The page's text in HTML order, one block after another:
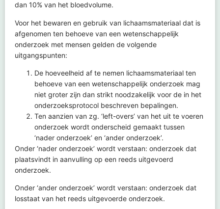
dan 10% van het bloedvolume.
Voor het bewaren en gebruik van lichaamsmateriaal dat is
afgenomen ten behoeve van een wetenschappelijk
onderzoek met mensen gelden de volgende
uitgangspunten:
De hoeveelheid af te nemen lichaamsmateriaal ten
behoeve van een wetenschappelijk onderzoek mag
niet groter zijn dan strikt noodzakelijk voor de in het
onderzoeksprotocol beschreven bepalingen.
Ten aanzien van zg. ‘left-overs’ van het uit te voeren
onderzoek wordt onderscheid gemaakt tussen
‘nader onderzoek’ en ‘ander onderzoek’.
Onder ‘nader onderzoek’ wordt verstaan: onderzoek dat
plaatsvindt in aanvulling op een reeds uitgevoerd
onderzoek.
Onder ‘ander onderzoek’ wordt verstaan: onderzoek dat
losstaat van het reeds uitgevoerde onderzoek.